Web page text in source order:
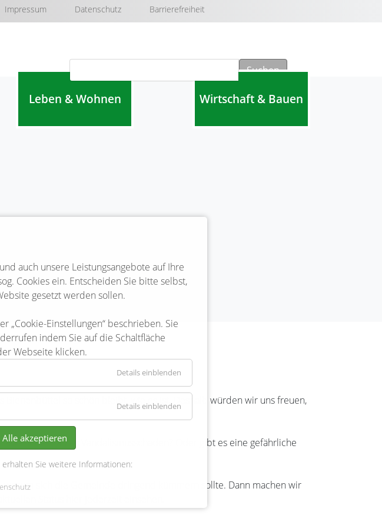
Impressum Datenschutz Barrierefreiheit
Suchen
Leben & Wohnen Wirtschaft & Bauen
so schön bleibt, wie es ist. Deshalb würden wir uns freuen,
oder gab es Vandalismusschäden? Oder gibt es eine gefährliche
sich die Gemeinde dringend kümmern sollte. Dann machen wir
Status hier jederzeit einsehen.
auch unsere Leistungsangebote auf Ihre
Cookies ein. Entscheiden Sie bitte selbst,
gesetzt werden sollen.
„Cookie-Einstellungen“ beschrieben. Sie
indem Sie auf die Schaltfläche
Webseite klicken.
Details einblenden
Details einblenden
Alle akzeptieren
Sie weitere Informationen: